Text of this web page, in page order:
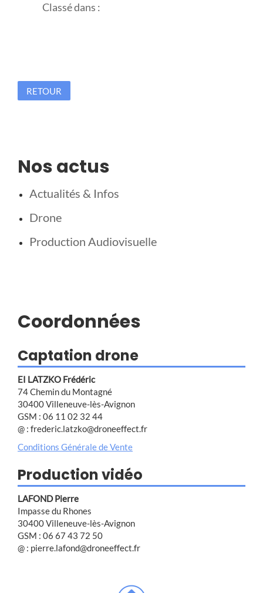
Classé dans :
RETOUR
Nos actus
Actualités & Infos
Drone
Production Audiovisuelle
Coordonnées
Captation drone
EI LATZKO Frédéric
74 Chemin du Montagné
30400 Villeneuve-lès-Avignon
GSM : 06 11 02 32 44
@ : frederic.latzko@droneeffect.fr
Conditions Générale de Vente
Production vidéo
LAFOND Pierre
Impasse du Rhones
30400 Villeneuve-lès-Avignon
GSM : 06 67 43 72 50
@ : pierre.lafond@droneeffect.fr